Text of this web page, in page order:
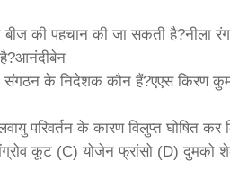
की पहचान की जा सकती है?नीला रंग
संगठन के निदेशक कौन हैं?एएस किरण
परिवर्तन के कारण विलुप्त घोषित कर
कूट (C) योजेन फ्रांसो (D) दुमको